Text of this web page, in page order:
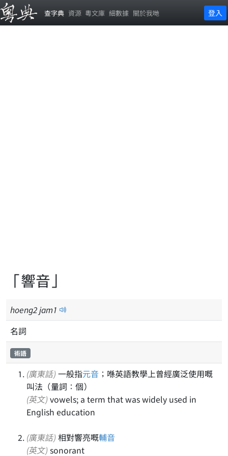
查字典 資源 粵文庫 細數據 關於我哋 登入
「響音」
hoeng2jam1
名詞
術語
(廣東話) 一般指元音 ；喺英語教學上曾經廣泛使用嘅
叫法（量詞：個）
(英文) vowels; a term that was widely used in
English education
(廣東話) 相對響亮嘅輔音
(英文) sonorant